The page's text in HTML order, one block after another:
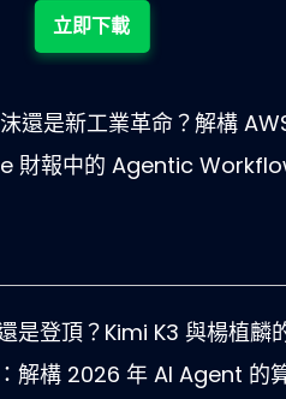
立即下載
還是新工業革命？解構
財報中的 Agentic
是登頂？Kimi K3 與楊植麟
解構 2026 年 AI Agent 的